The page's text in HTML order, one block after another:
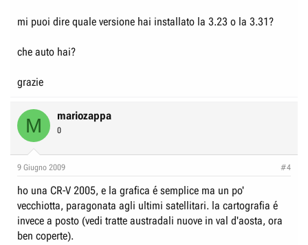
mi puoi dire quale versione hai installato la 3.23 o la 3.31?
che auto hai?
grazie
M mariozappa
0
9 Giugno 2009 #4
ho una CR-V 2005, e la grafica é semplice ma un po'
vecchiotta, paragonata agli ultimi satellitari. la cartografia é
invece a posto (vedi tratte austradali nuove in val d'aosta, ora
ben coperte).